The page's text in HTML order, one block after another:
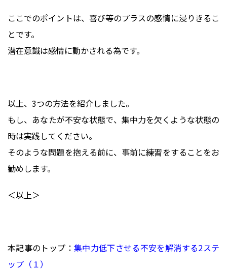
ここでのポイントは、喜び等のプラスの感情に浸りきるこ
とです。
潜在意識は感情に動かされる為です。
以上、3つの方法を紹介しました。
もし、あなたが不安な状態で、集中力を欠くような状態の
時は実践してください。
そのような問題を抱える前に、事前に練習をすることをお
勧めします。
＜以上＞
本記事のトップ： 集中力低下させる不安を解消する2ステ
ップ（１）